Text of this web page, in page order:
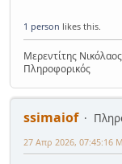
1 person likes this.
Μερεντίτης Νικόλαος
Πληροφορικός
ssimaiof
27 Απρ 2026, 07:45:16